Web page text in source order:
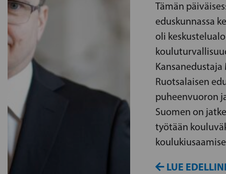
Tämän
eduskunnassa
oli
Ruotsalaisen
puheenvuoron
Suomen on
työtään
LUE